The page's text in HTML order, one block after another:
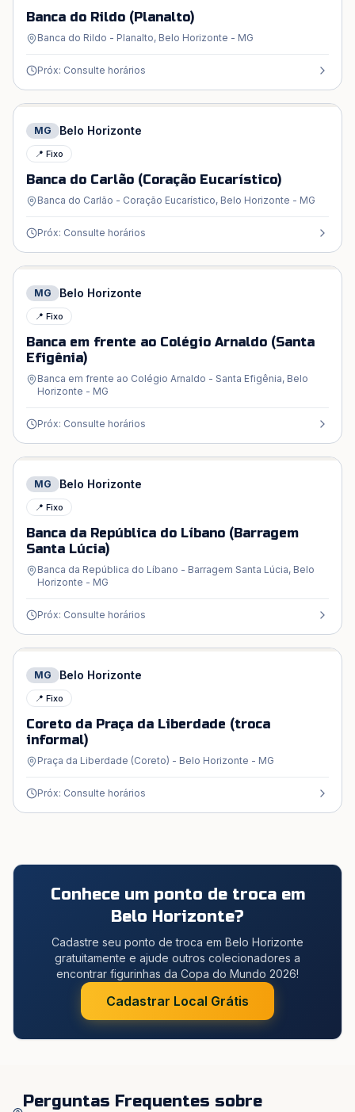
Banca do Rildo (Planalto)
Banca do Rildo - Planalto, Belo Horizonte - MG
Próx: Consulte horários
MG Belo Horizonte
📍 Fixo
Banca do Carlão (Coração Eucarístico)
Banca do Carlão - Coração Eucarístico, Belo Horizonte - MG
Próx: Consulte horários
MG Belo Horizonte
📍 Fixo
Banca em frente ao Colégio Arnaldo (Santa
Efigênia)
Banca em frente ao Colégio Arnaldo - Santa Efigênia, Belo
Horizonte - MG
Próx: Consulte horários
MG Belo Horizonte
📍 Fixo
Banca da República do Líbano (Barragem
Santa Lúcia)
Banca da República do Líbano - Barragem Santa Lúcia, Belo
Horizonte - MG
Próx: Consulte horários
MG Belo Horizonte
📍 Fixo
Coreto da Praça da Liberdade (troca
informal)
Praça da Liberdade (Coreto) - Belo Horizonte - MG
Próx: Consulte horários
Conhece um ponto de troca em
Belo Horizonte?
Cadastre seu ponto de troca em Belo Horizonte
gratuitamente e ajude outros colecionadores a
encontrar figurinhas da Copa do Mundo 2026!
Cadastrar Local Grátis
Perguntas Frequentes sobre